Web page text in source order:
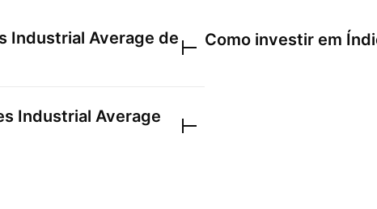
Industrial Average de
Industrial Average
Como investir em